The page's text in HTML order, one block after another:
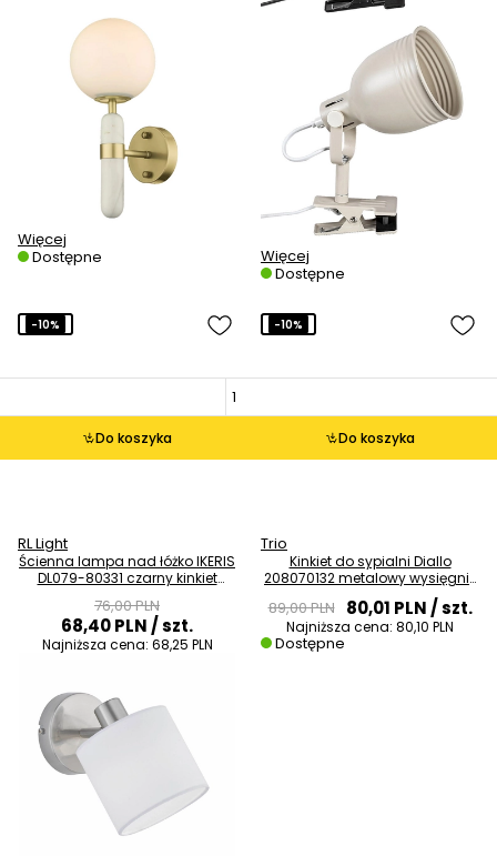
Więcej
Dostępne
Więcej
Dostępne
Do koszyka
-10%
RL Light
Ścienna lampa nad łóżko IKERIS
DL079-80331 czarny kinkiet
76,00 PLN
68,40 PLN/ szt.
Najniższa cena: 68,25 PLN
Do koszyka
-10%
Trio
Kinkiet do sypialni Diallo
208070132 metalowy wysięgnik
89,00 PLN 80,01 PLN/ szt.
Najniższa cena: 80,10 PLN
Dostępne